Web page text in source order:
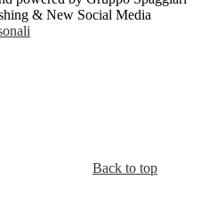
& New Social Media
Back to top